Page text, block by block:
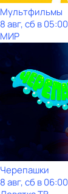
Мультфильмы
8 авг, сб в 05:00
МИР
Черепашки
8 авг, сб в 06:00